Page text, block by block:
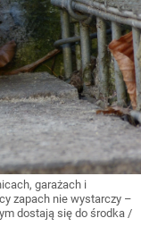
garażach i
zapach nie wystarczy –
dostają się do środka /